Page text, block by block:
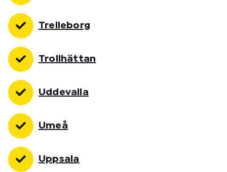
Trelleborg
Trollhättan
Uddevalla
Umeå
Uppsala